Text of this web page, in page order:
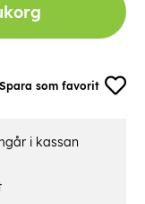
Spara som favorit
i kassan